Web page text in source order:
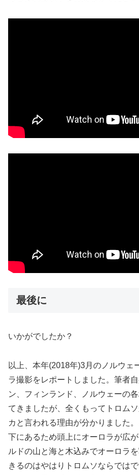
最後に
いかがでしたか？
以上、本年(2018年)3月のノルウェ
ラ撮影をレポートしました。筆者
ン、フィンランド、ノルウェーの
てきましたが、全くもってトロム
カと言われる理由が分かりました
下にあるため頭上にオーロラが広
ルドの山と海と木込みでオーロラ
きるのはやはりトロムソならでは